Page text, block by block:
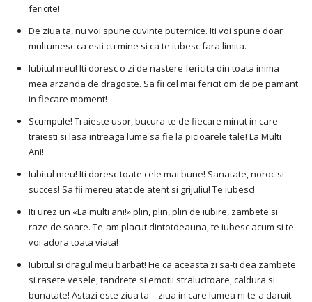
fericite!
De ziua ta, nu voi spune cuvinte puternice. Iti voi spune doar
multumesc ca esti cu mine si ca te iubesc fara limita.
Iubitul meu! Iti doresc o zi de nastere fericita din toata inima
mea arzanda de dragoste. Sa fii cel mai fericit om de pe pamant
in fiecare moment!
Scumpule! Traieste usor, bucura-te de fiecare minut in care
traiesti si lasa intreaga lume sa fie la picioarele tale! La Multi
Ani!
Iubitul meu! Iti doresc toate cele mai bune! Sanatate, noroc si
succes! Sa fii mereu atat de atent si grijuliu! Te iubesc!
Iti urez un «La multi ani!» plin, plin, plin de iubire, zambete si
raze de soare. Te-am placut dintotdeauna, te iubesc acum si te
voi adora toata viata!
Iubitul si dragul meu barbat! Fie ca aceasta zi sa-ti dea zambete
si rasete vesele, tandrete si emotii stralucitoare, caldura si
bunatate! Astazi este ziua ta – ziua in care lumea ni te-a daruit.